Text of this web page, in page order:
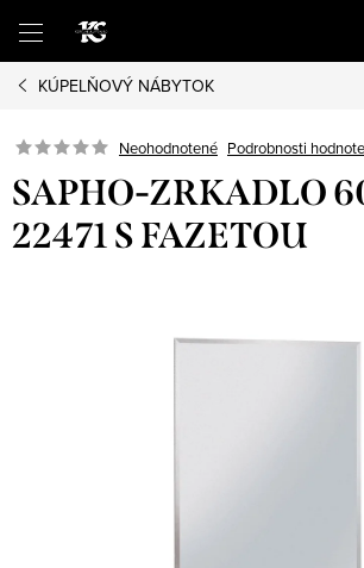
obsah
KÚPELŇOVÝ NÁBYTOK
Neohodnotené Podrobnosti
SAPHO-ZRKADLO
22471 S FAZETOU